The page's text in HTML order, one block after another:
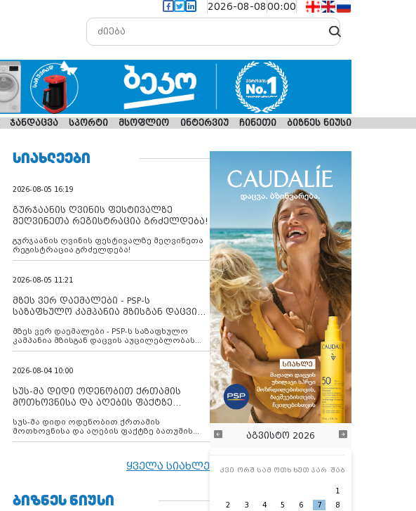
2026-08-0800:00
ჯანდაცვა სპორტი მსოფლიო ინტერვიუ ჩინეთი ბიზნეს ნიუსი
ᲡᲘᲐᲮᲚᲔᲔᲑᲘ
2026-08-05 16:19
გურჯაანის ღვინის ფესტივალზე
მეღვინეთა რეგისტრაცია გრძელდება!
გურჯაანის ღვინის ფესტივალზე მეღვინეთა
რეგისტრაცია გრძელდება!
2026-08-05 11:21
მზეს ვერ დაემალები - PSP-ს
საზაფხულო კამპანია მზისგან დაცვის
მზეს ვერ დაემალები - PSP-ს საზაფხულო
კამპანია მზისგან დაცვის აუცილებლობას
გვახსენებს
2026-08-04 10:00
სუს-მა დიდი ოდენობით ქრთამის
მოთხოვნისა და აღების ფაქტზე
დააკავა
სუს-მა დიდი ოდენობით ქრთამის
მოთხოვნისა და აღების ფაქტზე ბათუმის
მერიის თანამშრომელი დააკავა
ყველა სიახლე
ᲑᲘᲖᲜᲔᲡ ᲜᲘᲣᲡᲘ
აგვისტო 2026
კვი ორშ სამ ოთხ ხუთ პარ შაბ
1
2
3 4 5 6 7
8